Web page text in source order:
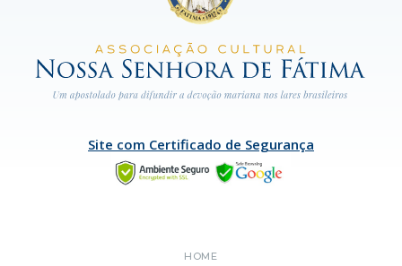
Site com Certificado de Segurança
HOME